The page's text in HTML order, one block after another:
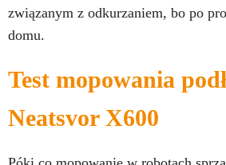
związanym z odkurzaniem, bo po
domu.
Test mopowania
Neatsvor X600